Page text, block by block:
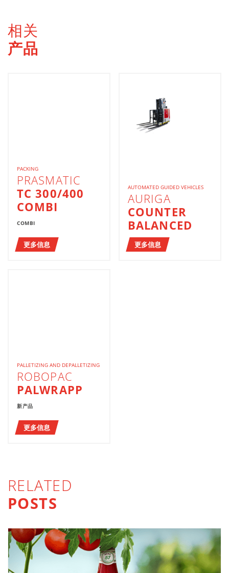
相关
产品
PACKING
PRASMATIC
TC 300/400
COMBI
COMBI
更多信息
AUTOMATED GUIDED VEHICLES
AURIGA
COUNTER
BALANCED
更多信息
PALLETIZING AND DEPALLETIZING
ROBOPAC
PALWRAPP
新产品
更多信息
RELATED
POSTS